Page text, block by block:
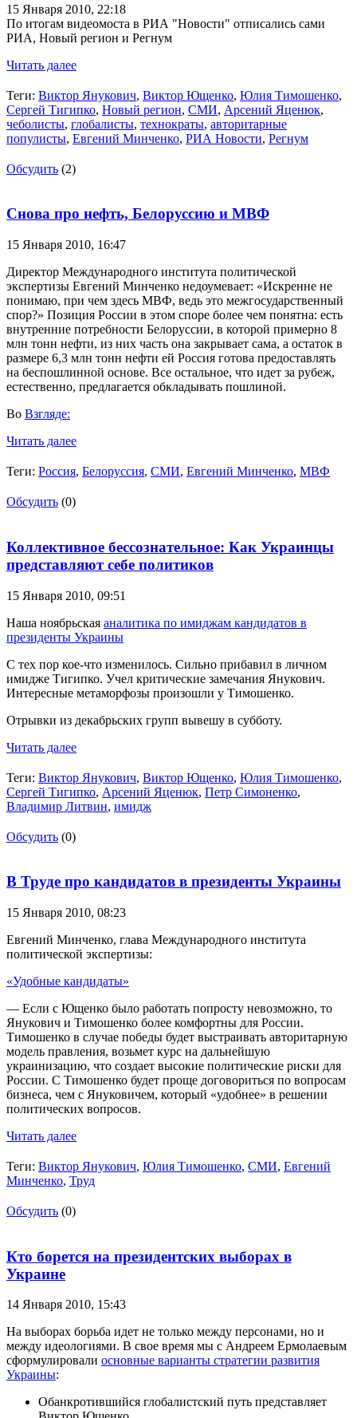
15 Января 2010, 22:18
По итогам видеомоста в РИА "Новости" отписались сами
РИА, Новый регион и Регнум
Читать далее
Теги: Виктор Янукович, Виктор Ющенко, Юлия Тимошенко,
Сергей Тигипко, Новый регион, СМИ, Арсений Яценюк,
чеболисты, глобалисты, технократы, авторитарные
популисты, Евгений Минченко, РИА Новости, Регнум
Обсудить (2)
Снова про нефть, Белоруссию и МВФ
15 Января 2010, 16:47
Директор Международного института политической
экспертизы Евгений Минченко недоумевает: «Искренне не
понимаю, при чем здесь МВФ, ведь это межгосударственный
спор?» Позиция России в этом споре более чем понятна: есть
внутренние потребности Белоруссии, в которой примерно 8
млн тонн нефти, из них часть она закрывает сама, а остаток в
размере 6,3 млн тонн нефти ей Россия готова предоставлять
на беспошлинной основе. Все остальное, что идет за рубеж,
естественно, предлагается обкладывать пошлиной.
Во Взгляде:
Читать далее
Теги: Россия, Белоруссия, СМИ, Евгений Минченко, МВФ
Обсудить (0)
Коллективное бессознательное: Как Украинцы
представляют себе политиков
15 Января 2010, 09:51
Наша ноябрьская аналитика по имиджам кандидатов в
президенты Украины
С тех пор кое-что изменилось. Сильно прибавил в личном
имидже Тигипко. Учел критические замечания Янукович.
Интересные метаморфозы произошли у Тимошенко.
Отрывки из декабрьских групп вывешу в субботу.
Читать далее
Теги: Виктор Янукович, Виктор Ющенко, Юлия Тимошенко,
Сергей Тигипко, Арсений Яценюк, Петр Симоненко,
Владимир Литвин, имидж
Обсудить (0)
В Труде про кандидатов в президенты Украины
15 Января 2010, 08:23
Евгений Минченко, глава Международного института
политической экспертизы:
«Удобные кандидаты»
— Если с Ющенко было работать попросту невозможно, то
Янукович и Тимошенко более комфортны для России.
Тимошенко в случае победы будет выстраивать авторитарную
модель правления, возьмет курс на дальнейшую
украинизацию, что создает высокие политические риски для
России. С Тимошенко будет проще договориться по вопросам
бизнеса, чем с Януковичем, который «удобнее» в решении
политических вопросов.
Читать далее
Теги: Виктор Янукович, Юлия Тимошенко, СМИ, Евгений
Минченко, Труд
Обсудить (0)
Кто борется на президентских выборах в
Украине
14 Января 2010, 15:43
На выборах борьба идет не только между персонами, но и
между идеологиями. В свое время мы с Андреем Ермолаевым
сформулировали основные варианты стратегии развития
Украины:
Обанкротившийся глобалистский путь представляет